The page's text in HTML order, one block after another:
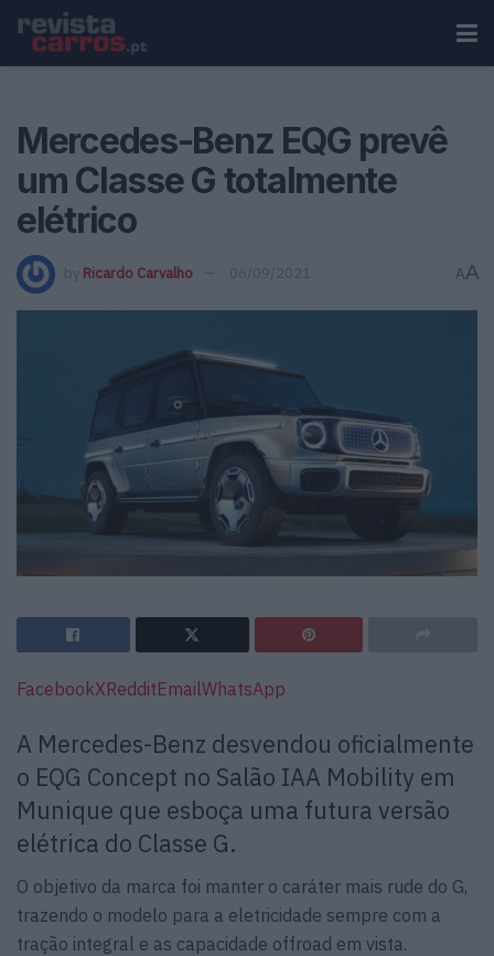
Mercedes-Benz EQG prevê
um Classe G totalmente
elétrico
by Ricardo Carvalho 06/09/2021 AA
FacebookXRedditEmailWhatsApp
A Mercedes-Benz desvendou oficialmente
o EQG Concept no Salão IAA Mobility em
Munique que esboça uma futura versão
elétrica do Classe G.
O objetivo da marca foi manter o caráter mais rude do G,
trazendo o modelo para a eletricidade sempre com a
tração integral e as capacidade offroad em vista.